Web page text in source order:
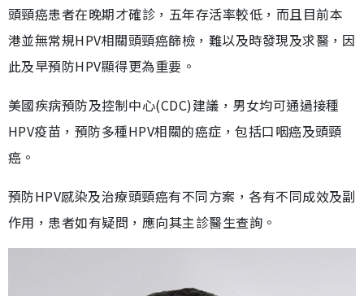
頭頸癌患者在晚期才確診，五年存活率較低，而且目前本
港並無常規HPV相關頭頸癌篩檢，難以及時發現及求醫，因
此及早預防HPV顯得更為重要。
美國疾病預防及控制中心(CDC)建議，男女均可通過接種
HPV疫苗，預防多種HPV相關的癌症，包括口咽癌及頭頸
癌。
預防HPV感染及治療頭頸癌有不同方案，各有不同成效及副
作用，患者如有疑問，應向其主診醫生查詢。